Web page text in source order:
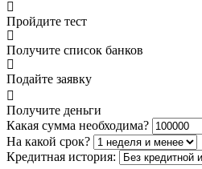
Пройдите тест
Получите список банков
Подайте заявку
Получите деньги
Какая сумма необходима?
На какой срок?
Кредитная история: